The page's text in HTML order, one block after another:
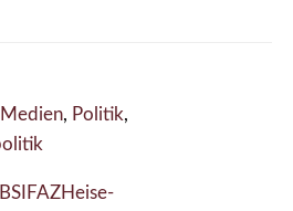
Medien, Politik,
BSI FAZHeise-